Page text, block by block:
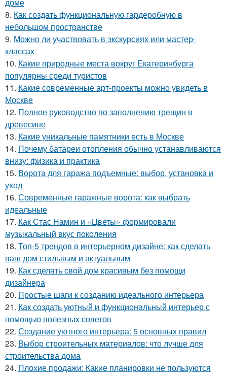
8. Как создать функциональную гардеробную в
небольшом пространстве
9. Можно ли участвовать в экскурсиях или мастер-
классах
10. Какие природные места вокруг Екатеринбурга
популярны среди туристов
11. Какие современные арт-проекты можно увидеть в
Москве
12. Полное руководство по заполнению трещин в
древесине
13. Какие уникальные памятники есть в Москве
14. Почему батареи отопления обычно устанавливаются
внизу: физика и практика
15. Ворота для гаража подъемные: выбор, установка и
уход
16. Современные гаражные ворота: как выбрать
идеальные
17. Как Стас Намин и «Цветы» формировали
музыкальный вкус поколения
18. Топ-5 трендов в интерьерном дизайне: как сделать
ваш дом стильным и актуальным
19. Как сделать свой дом красивым без помощи
дизайнера
20. Простые шаги к созданию идеального интерьера
21. Как создать уютный и функциональный интерьер с
помощью полезных советов
22. Создание уютного интерьера: 5 основных правил
23. Выбор строительных материалов: что лучше для
строительства дома
24. Плохие продажи: Какие планировки не пользуются